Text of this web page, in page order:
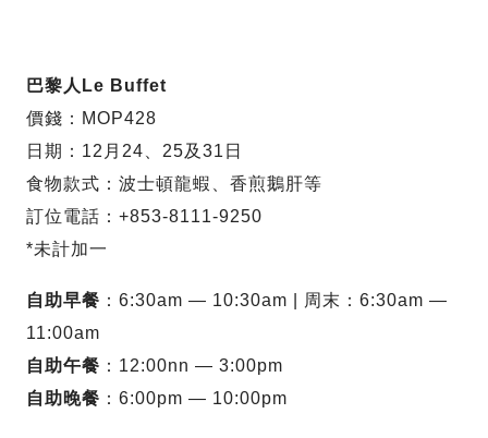
巴黎人Le Buffet
價錢：MOP428
日期：12月24、25及31日
食物款式：波士頓龍蝦、香煎鵝肝等
訂位電話：+853-8111-9250
*未計加一
自助早餐 ：6:30am — 10:30am | 周末：6:30am —
11:00am
自助午餐 ：12:00nn — 3:00pm
自助晚餐 ：6:00pm — 10:00pm